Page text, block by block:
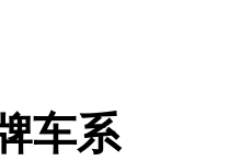
车系